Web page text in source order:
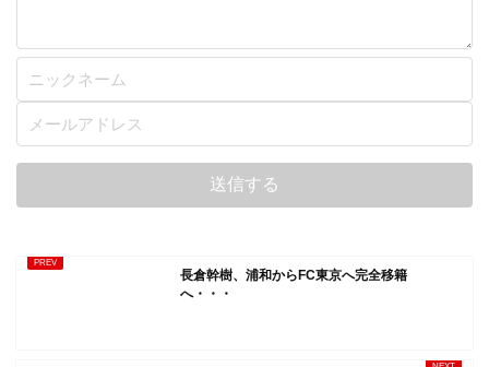
長倉幹樹、浦和からFC東京へ完全移籍
へ・・・